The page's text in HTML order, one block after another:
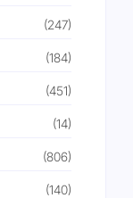
(247)
(184)
(451)
(14)
(806)
(140)